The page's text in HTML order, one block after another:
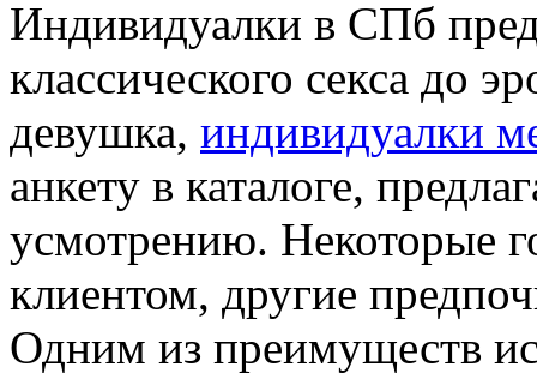
Индивидуалки в СПб
классического секса до
девушка, индивидуалки
анкету в каталоге,
усмотрению. Некоторые
клиентом, другие
Одним из преимуществ